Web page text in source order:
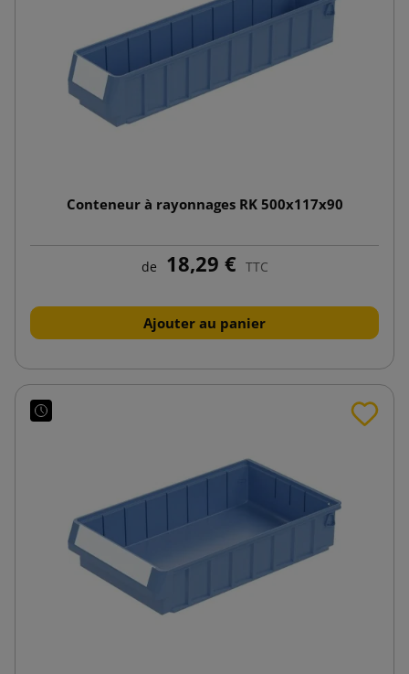
Conteneur à rayonnages RK 500x117x90
de 18,29 € TTC
Ajouter au panier